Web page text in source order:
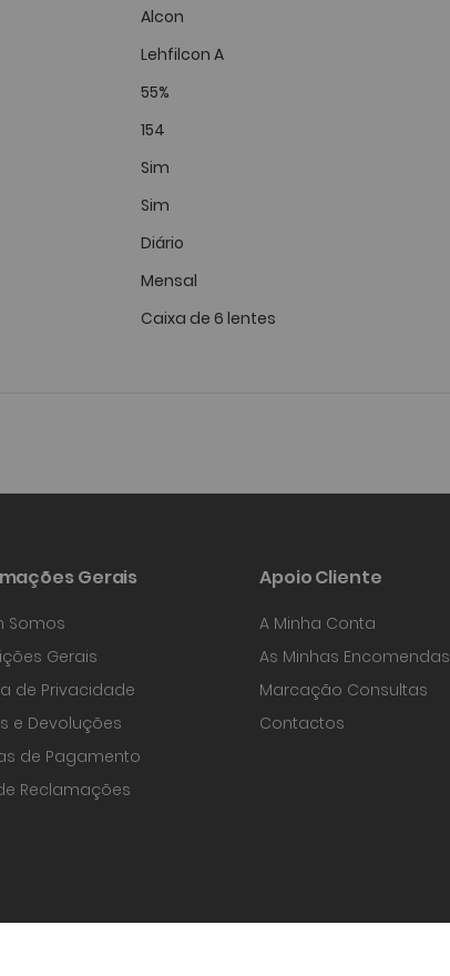
Alcon
Lehfilcon A
55%
154
Sim
Sim
Diário
Mensal
Caixa de 6 lentes
Gerais
Somos
Gerais
de Privacidade
e Devoluções
de Pagamento
Reclamações
Apoio Cliente
A Minha Conta
As Minhas Encomendas
Marcação Consultas
Contactos